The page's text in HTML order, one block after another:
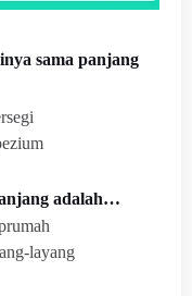
sama panjang
adalah…
layang